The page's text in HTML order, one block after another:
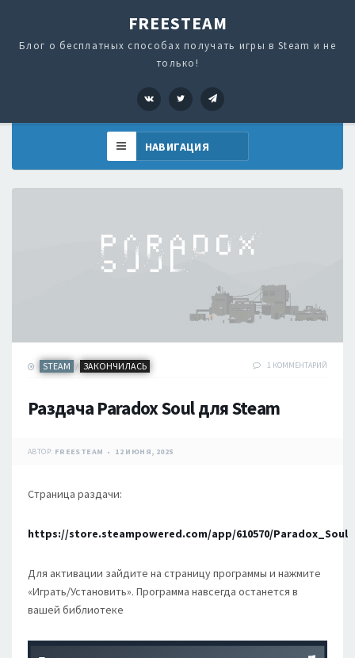
FREESTEAM
Блог о бесплатных способах получать игры в Steam и не
только!
VK Twitter
STEAM / ЗАКОНЧИЛАСЬ 1 КОММЕНТАРИЙ
Раздача Paradox Soul для Steam
АВТОР: FREESTEAM 12 ИЮНЯ, 2025
Страница раздачи:
https://store.steampowered.com/app/610570/Paradox_Soul
Для активации зайдите на страницу программы и нажмите
«Играть/Установить». Программа навсегда останется в
вашей библиотеке